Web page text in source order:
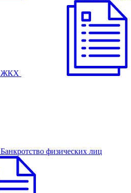
ЖКХ
Банкротство физических лиц